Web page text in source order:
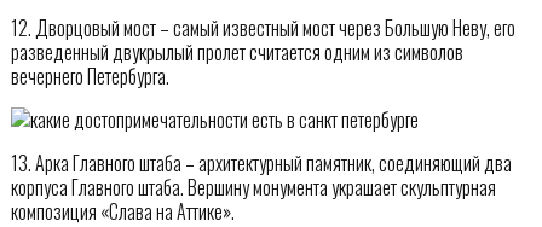
12. Дворцовый мост – самый известный мост через Большую Неву, его
разведенный двукрылый пролет считается одним из символов
вечернего Петербурга.
13. Арка Главного штаба – архитектурный памятник, соединяющий два
корпуса Главного штаба. Вершину монумента украшает скульптурная
композиция «Слава на Аттике».